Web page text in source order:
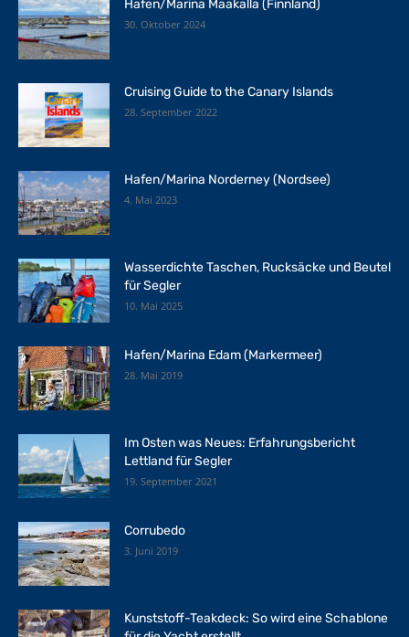
Hafen/Marina Maakalla (Finnland)
30. Oktober 2024
Cruising Guide to the Canary Islands
28. September 2022
Hafen/Marina Norderney (Nordsee)
4. Mai 2023
Wasserdichte Taschen, Rucksäcke und Beutel
für Segler
10. Mai 2025
Hafen/Marina Edam (Markermeer)
28. Mai 2019
Im Osten was Neues: Erfahrungsbericht
Lettland für Segler
19. September 2021
Corrubedo
3. Juni 2019
Kunststoff-Teakdeck: So wird eine Schablone